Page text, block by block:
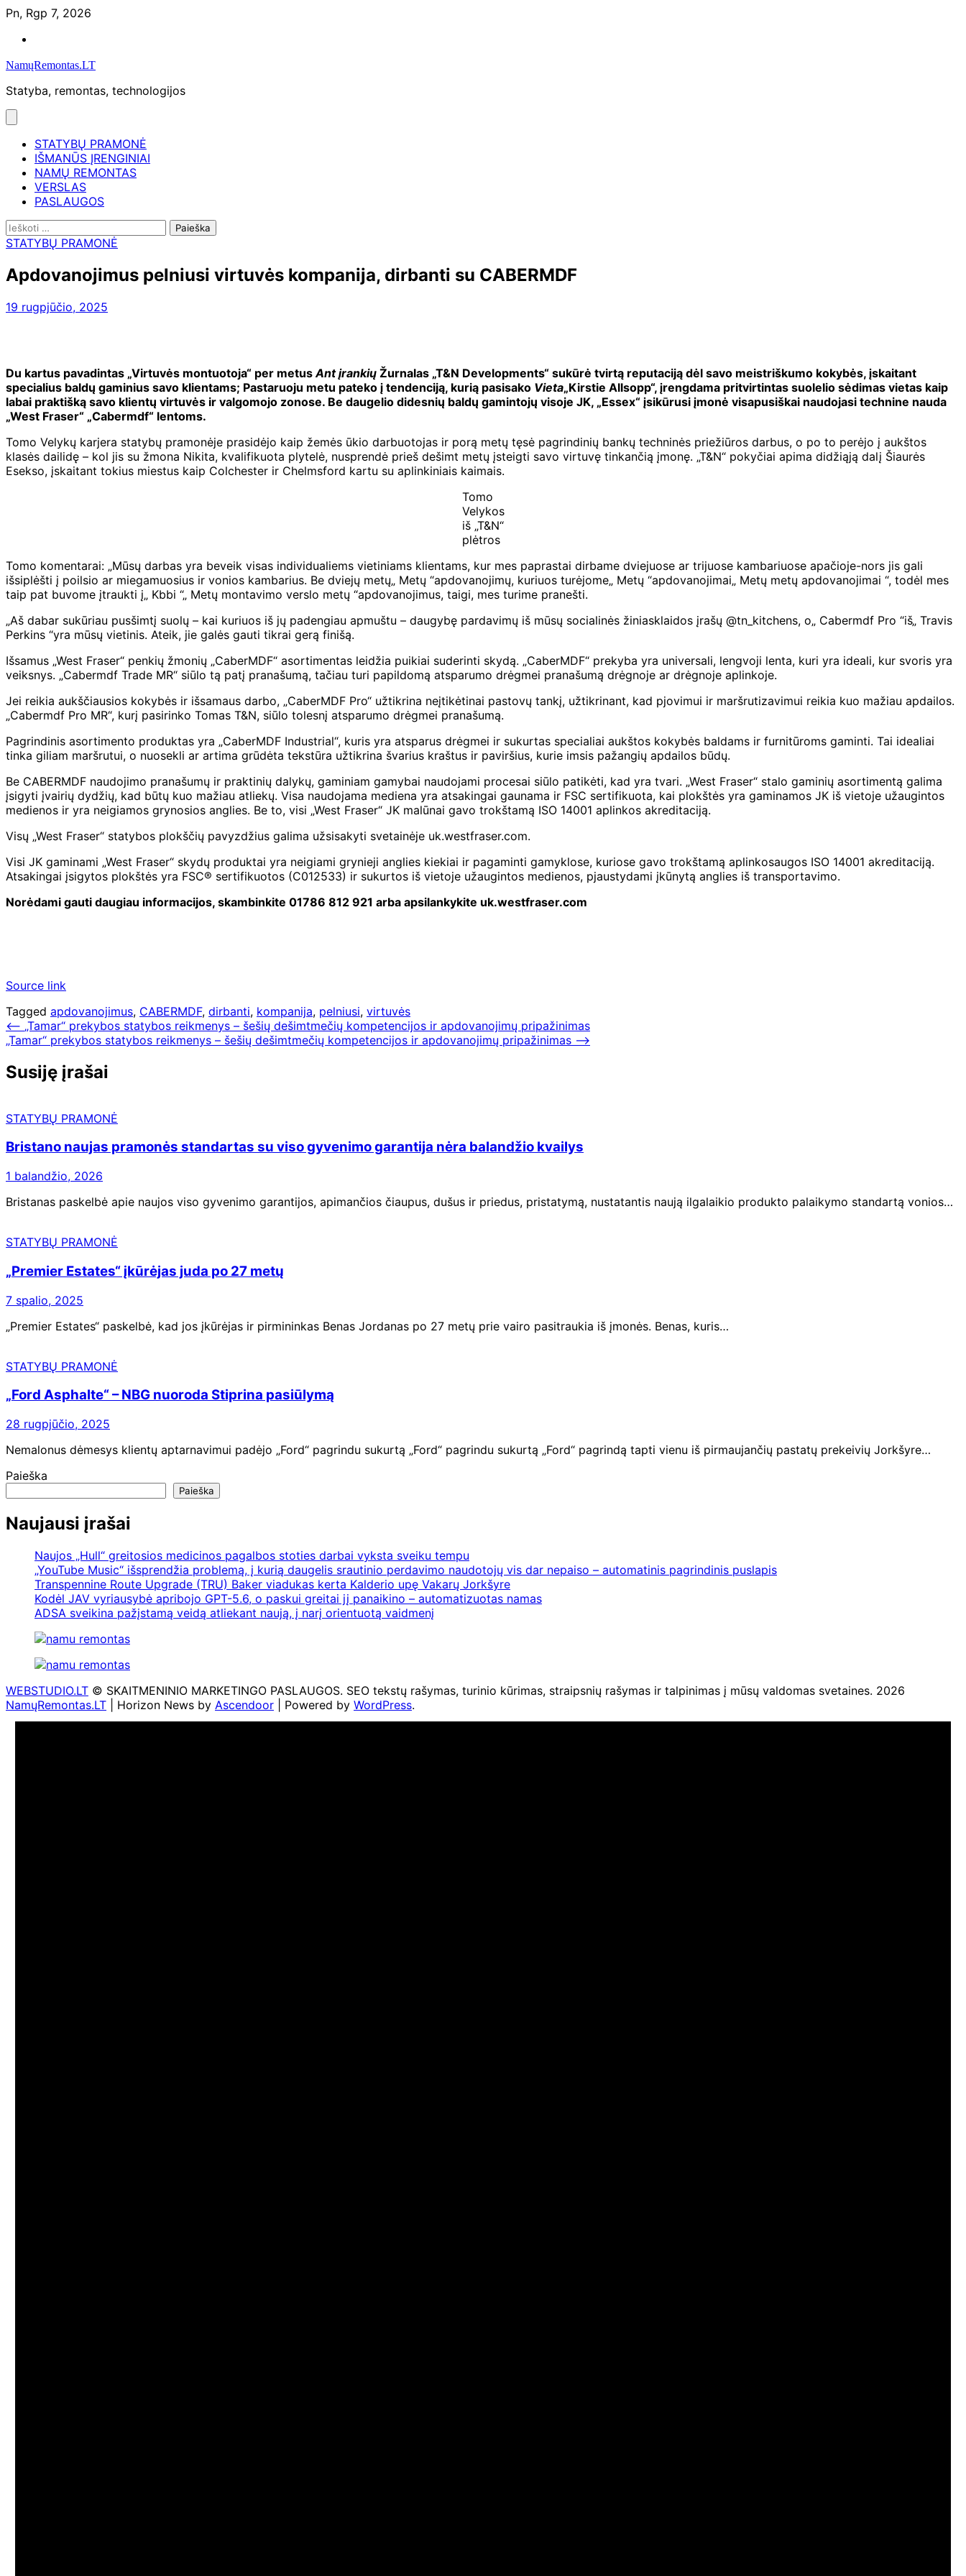
Skip
content
Pn, Rgp 7, 2026
NamųRemontas.LT
Statyba, remontas, technologijos
STATYBŲ PRAMONĖ
IŠMANŪS ĮRENGINIAI
NAMŲ REMONTAS
VERSLAS
PASLAUGOS
Ieškoti:
STATYBŲ PRAMONĖ
Apdovanojimus pelniusi virtuvės kompanija, dirbanti su CABERMDF
19 rugpjūčio, 2025
Du kartus pavadintas „Virtuvės montuotoja“ per metus Ant įrankių Žurnalas „T&N Developments“ sukūrė tvirtą reputaciją dėl savo meistriškumo kokybės, įskaitant
specialius baldų gaminius savo klientams; Pastaruoju metu pateko į tendenciją, kurią pasisako Vieta„Kirstie Allsopp“, įrengdama pritvirtintas suolelio sėdimas vietas kaip
labai praktišką savo klientų virtuvės ir valgomojo zonose. Be daugelio didesnių baldų gamintojų visoje JK, „Essex“ įsikūrusi įmonė visapusiškai naudojasi technine nauda
„West Fraser“ „Cabermdf“ lentoms.
Tomo Velykų karjera statybų pramonėje prasidėjo kaip žemės ūkio darbuotojas ir porą metų tęsė pagrindinių bankų techninės priežiūros darbus, o po to perėjo į aukštos
klasės dailidę – kol jis su žmona Nikita, kvalifikuota plytelė, nusprendė prieš dešimt metų įsteigti savo virtuvę tinkančią įmonę. „T&N“ pokyčiai apima didžiąją dalį Šiaurės
Esekso, įskaitant tokius miestus kaip Colchester ir Chelmsford kartu su aplinkiniais kaimais.
Tomo
Velykos
iš „T&N“
plėtros
Tomo komentarai: „Mūsų darbas yra beveik visas individualiems vietiniams klientams, kur mes paprastai dirbame dviejuose ar trijuose kambariuose apačioje-nors jis gali
išsiplėšti į poilsio ar miegamuosius ir vonios kambarius. Be dviejų metų„ Metų “apdovanojimų, kuriuos turėjome„ Metų “apdovanojimai„ Metų metų apdovanojimai “, todėl mes
taip pat buvome įtraukti į„ Kbbi “„ Metų montavimo verslo metų “apdovanojimus, taigi, mes turime pranešti.
„Aš dabar sukūriau pusšimtį suolų – kai kuriuos iš jų padengiau apmuštu – daugybę pardavimų iš mūsų socialinės žiniasklaidos įrašų @tn_kitchens, o„ Cabermdf Pro “iš„ Travis
Perkins “yra mūsų vietinis. Ateik, jie galės gauti tikrai gerą finišą.
Išsamus „West Fraser“ penkių žmonių „CaberMDF“ asortimentas leidžia puikiai suderinti skydą. „CaberMDF“ prekyba yra universali, lengvoji lenta, kuri yra ideali, kur svoris yra
veiksnys. „Cabermdf Trade MR“ siūlo tą patį pranašumą, tačiau turi papildomą atsparumo drėgmei pranašumą drėgnoje ar drėgnoje aplinkoje.
Jei reikia aukščiausios kokybės ir išsamaus darbo, „CaberMDF Pro“ užtikrina neįtikėtinai pastovų tankį, užtikrinant, kad pjovimui ir maršrutizavimui reikia kuo mažiau apdailos.
„Cabermdf Pro MR“, kurį pasirinko Tomas T&N, siūlo tolesnį atsparumo drėgmei pranašumą.
Pagrindinis asortimento produktas yra „CaberMDF Industrial“, kuris yra atsparus drėgmei ir sukurtas specialiai aukštos kokybės baldams ir furnitūroms gaminti. Tai idealiai
tinka giliam maršrutui, o nuosekli ar artima grūdėta tekstūra užtikrina švarius kraštus ir paviršius, kurie imsis pažangių apdailos būdų.
Be CABERMDF naudojimo pranašumų ir praktinių dalykų, gaminiam gamybai naudojami procesai siūlo patikėti, kad yra tvari. „West Fraser“ stalo gaminių asortimentą galima
įsigyti įvairių dydžių, kad būtų kuo mažiau atliekų. Visa naudojama mediena yra atsakingai gaunama ir FSC sertifikuota, kai plokštės yra gaminamos JK iš vietoje užaugintos
medienos ir yra neigiamos grynosios anglies. Be to, visi „West Fraser“ JK malūnai gavo trokštamą ISO 14001 aplinkos akreditaciją.
Visų „West Fraser“ statybos plokščių pavyzdžius galima užsisakyti svetainėje uk.westfraser.com.
Visi JK gaminami „West Fraser“ skydų produktai yra neigiami grynieji anglies kiekiai ir pagaminti gamyklose, kuriose gavo trokštamą aplinkosaugos ISO 14001 akreditaciją.
Atsakingai įsigytos plokštės yra FSC® sertifikuotos (C012533) ir sukurtos iš vietoje užaugintos medienos, pjaustydami įkūnytą anglies iš transportavimo.
Norėdami gauti daugiau informacijos, skambinkite 01786 812 921 arba apsilankykite uk.westfraser.com
Source link
Tagged apdovanojimus, CABERMDF, dirbanti, kompanija, pelniusi, virtuvės
Navigacija
tarp
įrašų
⟵ „Tamar“ prekybos statybos reikmenys – šešių dešimtmečių kompetencijos ir apdovanojimų pripažinimas
„Tamar“ prekybos statybos reikmenys – šešių dešimtmečių kompetencijos ir apdovanojimų pripažinimas ⟶
Susiję įrašai
STATYBŲ PRAMONĖ
Bristano naujas pramonės standartas su viso gyvenimo garantija nėra balandžio kvailys
1 balandžio, 2026
Bristanas paskelbė apie naujos viso gyvenimo garantijos, apimančios čiaupus, dušus ir priedus, pristatymą, nustatantis naują ilgalaikio produkto palaikymo standartą vonios…
STATYBŲ PRAMONĖ
„Premier Estates“ įkūrėjas juda po 27 metų
7 spalio, 2025
„Premier Estates“ paskelbė, kad jos įkūrėjas ir pirmininkas Benas Jordanas po 27 metų prie vairo pasitraukia iš įmonės. Benas, kuris…
STATYBŲ PRAMONĖ
„Ford Asphalte“ – NBG nuoroda Stiprina pasiūlymą
28 rugpjūčio, 2025
Nemalonus dėmesys klientų aptarnavimui padėjo „Ford“ pagrindu sukurtą „Ford“ pagrindu sukurtą „Ford“ pagrindą tapti vienu iš pirmaujančių pastatų prekeivių Jorkšyre…
Paieška
Paieška
Naujausi įrašai
Naujos „Hull“ greitosios medicinos pagalbos stoties darbai vyksta sveiku tempu
„YouTube Music“ išsprendžia problemą, į kurią daugelis srautinio perdavimo naudotojų vis dar nepaiso – automatinis pagrindinis puslapis
Transpennine Route Upgrade (TRU) Baker viadukas kerta Kalderio upę Vakarų Jorkšyre
Kodėl JAV vyriausybė apribojo GPT-5.6, o paskui greitai jį panaikino – automatizuotas namas
ADSA sveikina pažįstamą veidą atliekant naują, į narį orientuotą vaidmenį
WEBSTUDIO.LT © SKAITMENINIO MARKETINGO PASLAUGOS. SEO tekstų rašymas, turinio kūrimas, straipsnių rašymas ir talpinimas į mūsų valdomas svetaines. 2026
NamųRemontas.LT | Horizon News by Ascendoor | Powered by WordPress.